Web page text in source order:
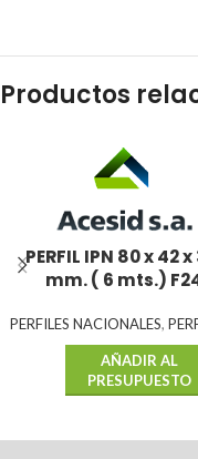
Productos
PERFIL IPN 80 x 42 x
mm. ( 6 mts.)
PERFILES NACIONALES,
AÑADIR AL
PRESUPUESTO